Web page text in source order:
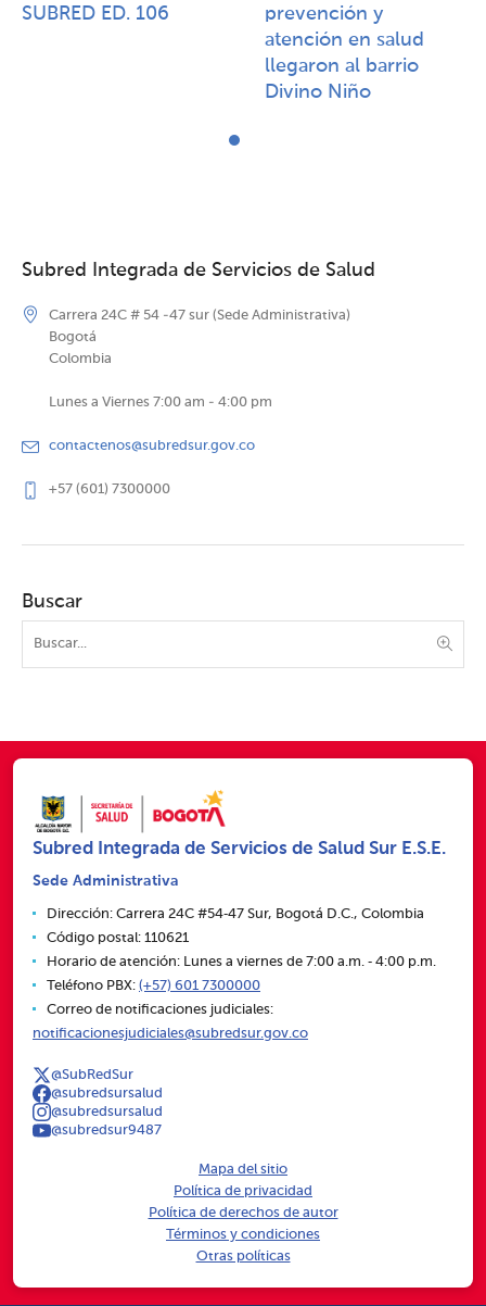
SUBRED ED. 106
prevención y
atención en salud
llegaron al barrio
Divino Niño
Subred Integrada de Servicios de Salud
Carrera 24C # 54 -47 sur (Sede Administrativa)
Bogotá
Colombia
Lunes a Viernes 7:00 am - 4:00 pm
contactenos@subredsur.gov.co
+57 (601) 7300000
Buscar
Subred Integrada de Servicios de Salud Sur E.S.E.
Sede Administrativa
Dirección: Carrera 24C #54‑47 Sur, Bogotá D.C., Colombia
Código postal: 110621
Horario de atención: Lunes a viernes de 7:00 a.m. ‑ 4:00 p.m.
Teléfono PBX: (+57) 601 7300000
Correo de notificaciones judiciales:
notificacionesjudiciales@subredsur.gov.co
@SubRedSur
@subredsursalud
@subredsursalud
@subredsur9487
Mapa del sitio
Política de privacidad
Política de derechos de autor
Términos y condiciones
Otras políticas